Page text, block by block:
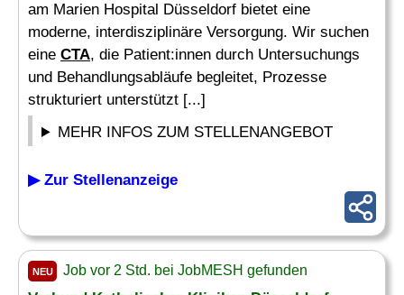
am Marien Hospital Düsseldorf bietet eine
moderne, interdisziplinäre Versorgung. Wir suchen
eine CTA, die Patient:innen durch Untersuchungs
und Behandlungsabläufe begleitet, Prozesse
strukturiert unterstützt [...]
MEHR INFOS ZUM STELLENANGEBOT
▶ Zur Stellenanzeige
NEU Job vor 2 Std. bei JobMESH gefunden